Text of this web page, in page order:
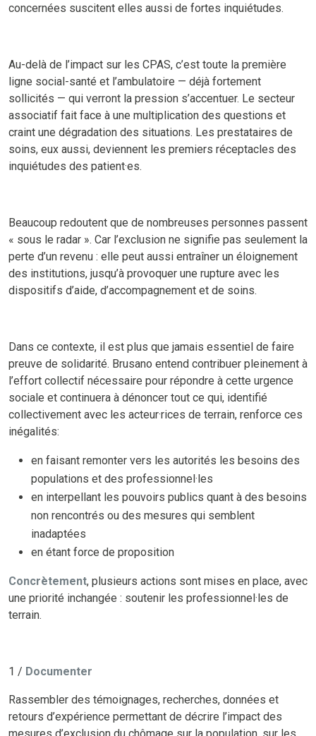
concernées suscitent elles aussi de fortes inquiétudes.
Au-delà de l’impact sur les CPAS, c’est toute la première
ligne social-santé et l’ambulatoire — déjà fortement
sollicités — qui verront la pression s’accentuer. Le secteur
associatif fait face à une multiplication des questions et
craint une dégradation des situations. Les prestataires de
soins, eux aussi, deviennent les premiers réceptacles des
inquiétudes des patient·es.
Beaucoup redoutent que de nombreuses personnes passent
« sous le radar ». Car l’exclusion ne signifie pas seulement la
perte d’un revenu : elle peut aussi entraîner un éloignement
des institutions, jusqu’à provoquer une rupture avec les
dispositifs d’aide, d’accompagnement et de soins.
Dans ce contexte, il est plus que jamais essentiel de faire
preuve de solidarité. Brusano entend contribuer pleinement à
l’effort collectif nécessaire pour répondre à cette urgence
sociale et continuera à dénoncer tout ce qui, identifié
collectivement avec les acteur·rices de terrain, renforce ces
inégalités:
en faisant remonter vers les autorités les besoins des
populations et des professionnel·les
en interpellant les pouvoirs publics quant à des besoins
non rencontrés ou des mesures qui semblent
inadaptées
en étant force de proposition
Concrètement, plusieurs actions sont mises en place, avec
une priorité inchangée : soutenir les professionnel·les de
terrain.
1 / Documenter
Rassembler des témoignages, recherches, données et
retours d’expérience permettant de décrire l’impact des